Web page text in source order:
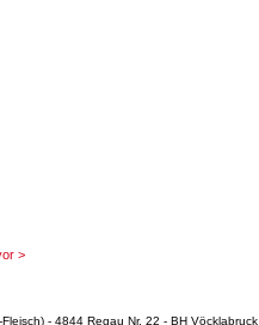
>
- 4844 Regau Nr. 22 - BH Vöcklabruck